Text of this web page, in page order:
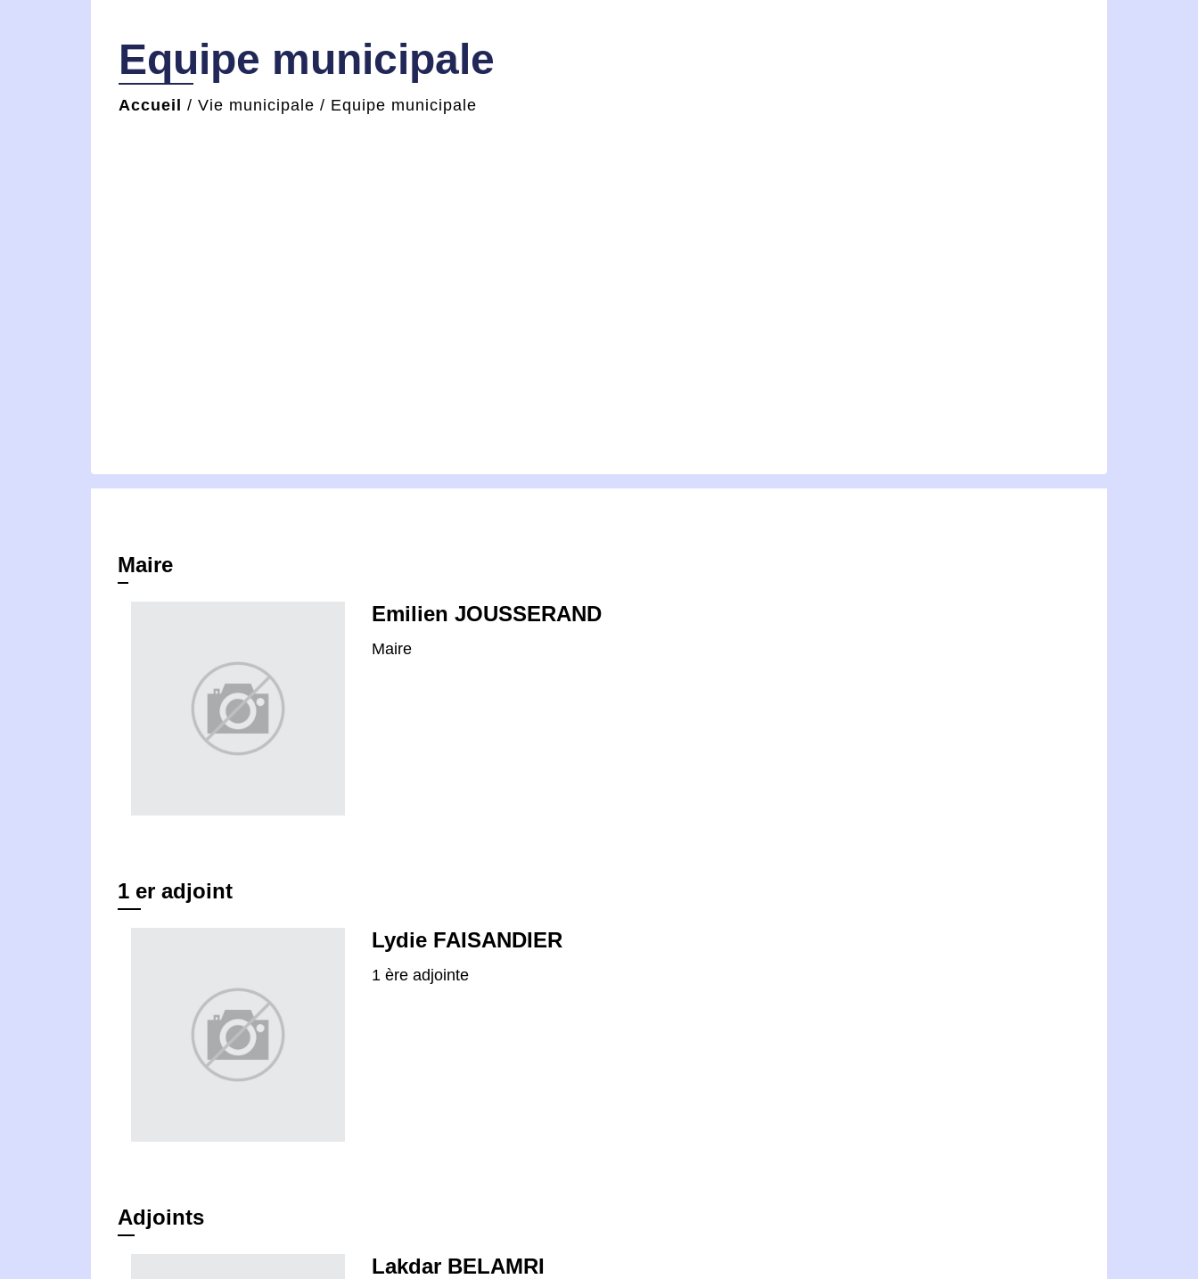
Equipe municipale
Accueil / Vie municipale / Equipe municipale
Maire
Emilien JOUSSERAND
Maire
1 er adjoint
Lydie FAISANDIER
1 ère adjointe
Adjoints
Lakdar BELAMRI